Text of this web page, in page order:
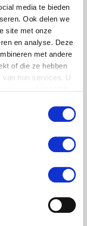
media te bieden
Ook delen we
site met onze
en analyse. Deze
met andere
of die ze hebben
hun services. U